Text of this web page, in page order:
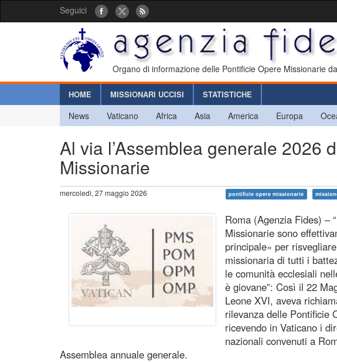
Seguici
Organo di informazione delle Pontificie Opere Missionarie
HOME MISSIONARI UCCISI STATISTICHE
News Vaticano Africa Asia America Europa
Al via l’Assemblea generale 2026
Missionarie
mercoledì, 27 maggio 2026 pontificie opere missionarie
Roma (Agenzia Fides) –
Missionarie sono
principale» per
missionaria di tutti i
le comunità ecclesiali
è giovane”: Così il 22
Leone XVI, aveva
rilevanza delle Pontificie
ricevendo in Vaticano i
nazionali convenuti a
Assemblea annuale generale.